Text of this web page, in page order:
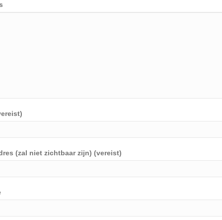
(zal niet zichtbaar zijn) (vereist)